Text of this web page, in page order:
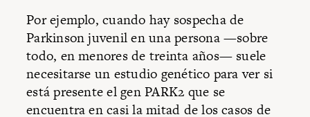
Por ejemplo, cuando hay sospecha de
Parkinson juvenil en una persona —sobre
todo, en menores de treinta años— suele
necesitarse un estudio genético para ver si
está presente el gen PARK2 que se
encuentra en casi la mitad de los casos de